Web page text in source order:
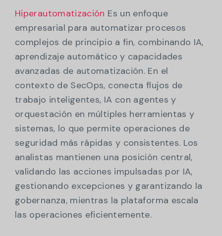
Hiperautomatización Es un enfoque
empresarial para automatizar procesos
complejos de principio a fin, combinando IA,
aprendizaje automático y capacidades
avanzadas de automatización. En el
contexto de SecOps, conecta flujos de
trabajo inteligentes, IA con agentes y
orquestación en múltiples herramientas y
sistemas, lo que permite operaciones de
seguridad más rápidas y consistentes. Los
analistas mantienen una posición central,
validando las acciones impulsadas por IA,
gestionando excepciones y garantizando la
gobernanza, mientras la plataforma escala
las operaciones eficientemente.